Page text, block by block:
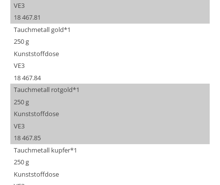
VE3
18 467.81
Tauchmetall gold*1
250 g
Kunststoffdose
VE3
18 467.84
Tauchmetall rotgold*1
250 g
Kunststoffdose
VE3
18 467.85
Tauchmetall kupfer*1
250 g
Kunststoffdose